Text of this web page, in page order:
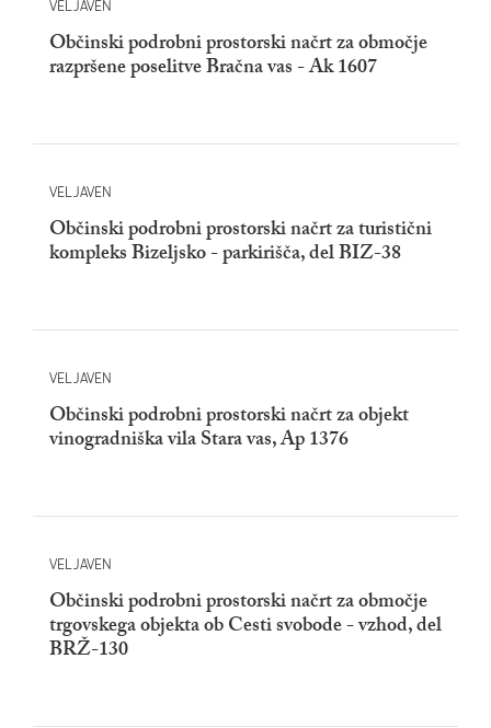
VELJAVEN
Občinski podrobni prostorski načrt za območje
razpršene poselitve Bračna vas - Ak 1607
VELJAVEN
Občinski podrobni prostorski načrt za turistični
kompleks Bizeljsko - parkirišča, del BIZ-38
VELJAVEN
Občinski podrobni prostorski načrt za objekt
vinogradniška vila Stara vas, Ap 1376
VELJAVEN
Občinski podrobni prostorski načrt za območje
trgovskega objekta ob Cesti svobode - vzhod, del
BRŽ-130